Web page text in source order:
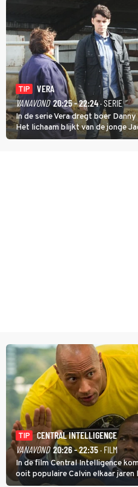
TIP
VERA
VANAVOND 20:25 - 22:24· SERIE
In de serie Vera dregt boer
Het lichaam blijkt van de jonge
homoseksuele
TIP
CENTRAL INTELLIGENCE
VANAVOND 20:26 - 22:35· FILM
In de film Central Intelligence
ooit populaire Calvin elkaar